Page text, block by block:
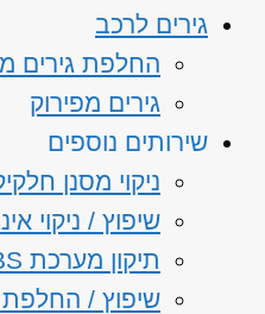
גירים לרכב
החלפת גירים
גירים מפירוק
שירותים נוספים
ניקוי מסנן
שיפוץ / ניקוי
תיקון מערכת ABS
שיפוץ / החלפת